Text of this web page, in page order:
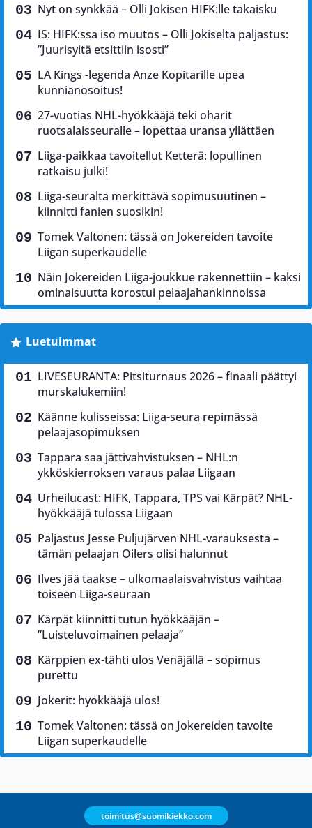
Nyt on synkkää – Olli Jokisen HIFK:lle takaisku
IS: HIFK:ssa iso muutos – Olli Jokiselta paljastus:
”Juurisyitä etsittiin isosti”
LA Kings -legenda Anze Kopitarille upea
kunnianosoitus!
27-vuotias NHL-hyökkääjä teki oharit
ruotsalaisseuralle – lopettaa uransa yllättäen
Liiga-paikkaa tavoitellut Ketterä: lopullinen
ratkaisu julki!
Liiga-seuralta merkittävä sopimusuutinen –
kiinnitti fanien suosikin!
Tomek Valtonen: tässä on Jokereiden tavoite
Liigan superkaudelle
Näin Jokereiden Liiga-joukkue rakennettiin – kaksi
ominaisuutta korostui pelaajahankinnoissa
Luetuimmat
LIVESEURANTA: Pitsiturnaus 2026 – finaali päättyi
murskalukemiin!
Käänne kulisseissa: Liiga-seura repimässä
pelaajasopimuksen
Tappara saa jättivahvistuksen – NHL:n
ykköskierroksen varaus palaa Liigaan
Urheilucast: HIFK, Tappara, TPS vai Kärpät? NHL-
hyökkääjä tulossa Liigaan
Paljastus Jesse Puljujärven NHL-varauksesta –
tämän pelaajan Oilers olisi halunnut
Ilves jää taakse – ulkomaalaisvahvistus vaihtaa
toiseen Liiga-seuraan
Kärpät kiinnitti tutun hyökkääjän –
”Luisteluvoimainen pelaaja”
Kärppien ex-tähti ulos Venäjällä – sopimus
purettu
Jokerit: hyökkääjä ulos!
Tomek Valtonen: tässä on Jokereiden tavoite
Liigan superkaudelle
toimitus@suomikiekko.com